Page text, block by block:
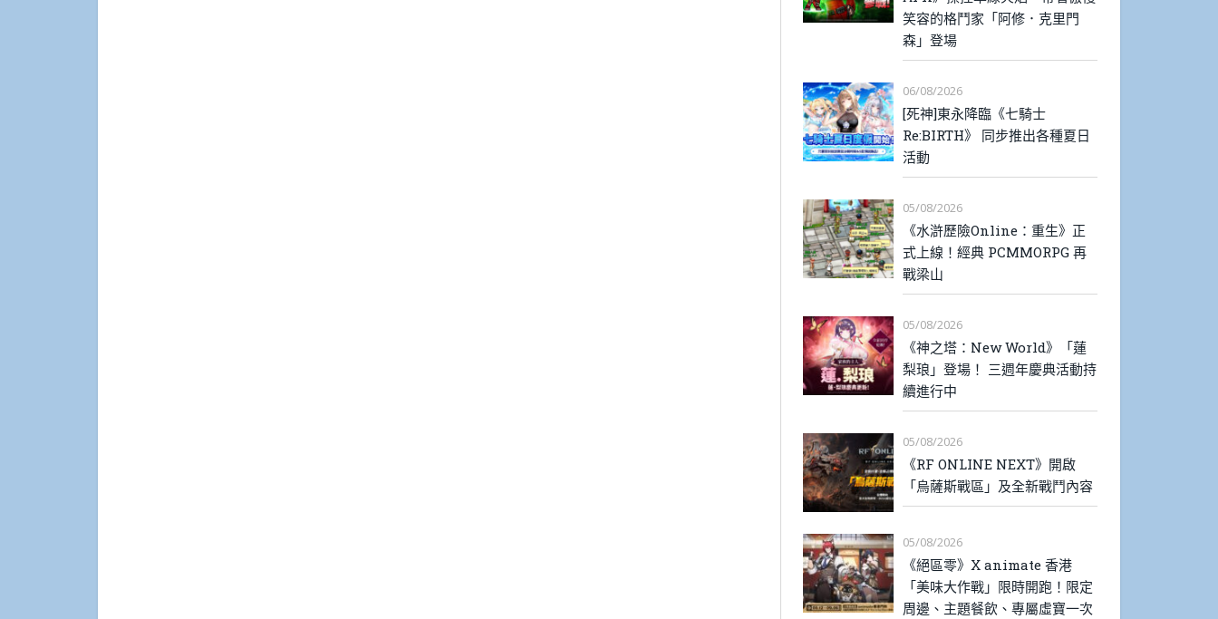
笑容的格鬥家「阿修．克里門
森」登場
06/08/2026
[死神]東永降臨《七騎士
Re:BIRTH》 同步推出各種夏日
活動
05/08/2026
《水滸歷險Online：重生》正
式上線！經典 PCMMORPG 再
戰梁山
05/08/2026
《神之塔：New World》「蓮
梨琅」登場！ 三週年慶典活動持
續進行中
05/08/2026
《RF ONLINE NEXT》開啟
「烏薩斯戰區」及全新戰鬥內容
05/08/2026
《絕區零》X animate 香港
「美味大作戰」限時開跑！限定
周邊、主題餐飲、專屬虛寶一次